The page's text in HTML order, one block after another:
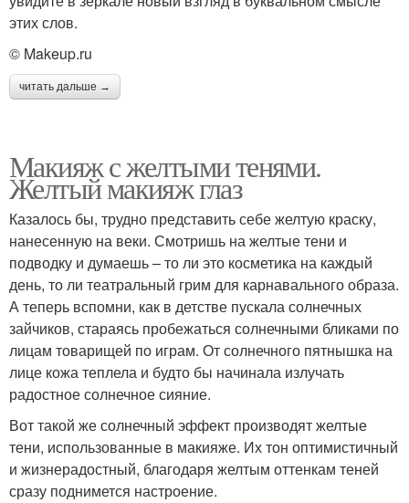
этих слов.
© Makeup.ru
читать дальше →
Макияж с желтыми тенями.
Желтый макияж глаз
Казалось бы, трудно представить себе желтую краску,
нанесенную на веки. Смотришь на желтые тени и
подводку и думаешь – то ли это косметика на каждый
день, то ли театральный грим для карнавального образа.
А теперь вспомни, как в детстве пускала солнечных
зайчиков, стараясь пробежаться солнечными бликами по
лицам товарищей по играм. От солнечного пятнышка на
лице кожа теплела и будто бы начинала излучать
радостное солнечное сияние.
Вот такой же солнечный эффект производят желтые
тени, использованные в макияже. Их тон оптимистичный
и жизнерадостный, благодаря желтым оттенкам теней
сразу поднимется настроение.